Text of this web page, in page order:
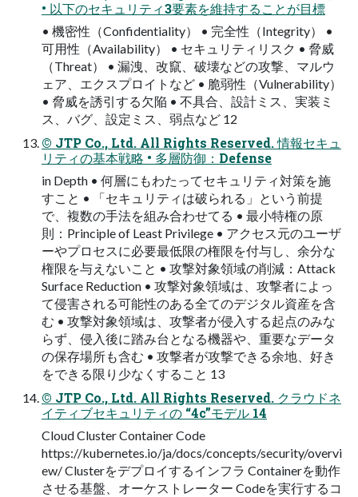
• 以下のセキュリティ3要素を維持することが⽬標
• 機密性（Confidentiality） • 完全性（Integrity） •
可⽤性（Availability） • セキュリティリスク • 脅威
（Threat） • 漏洩、改竄、破壊などの攻撃、マルウ
ェア、エクスプロイトなど • 脆弱性（Vulnerability）
• 脅威を誘引する⽋陥 • 不具合、設計ミス、実装ミ
ス、バグ、設定ミス、弱点など 12
© JTP Co., Ltd. All Rights Reserved. 情報セキュ
リティの基本戦略 • 多層防御：Defense
in Depth • 何層にもわたってセキュリティ対策を施
すこと • 「セキュリティは破られる」という前提
で、複数の⼿法を組み合わせてる • 最⼩特権の原
則：Principle of Least Privilege • アクセス元のユーザ
ーやプロセスに必要最低限の権限を付与し、余分な
権限を与えないこと • 攻撃対象領域の削減：Attack
Surface Reduction • 攻撃対象領域は、攻撃者によっ
て侵害される可能性のある全てのデジタル資産を含
む • 攻撃対象領域は、攻撃者が侵⼊する起点のみな
らず、侵⼊後に踏み台となる機器や、重要なデータ
の保存場所も含む • 攻撃者が攻撃できる余地、好き
をできる限り少なくすること 13
© JTP Co., Ltd. All Rights Reserved. クラウドネ
イティブセキュリティの “4c”モデル 14
Cloud Cluster Container Code
https://kubernetes.io/ja/docs/concepts/security/overvi
ew/ Clusterをデプロイするインフラ Containerを動作
させる基盤、オーケストレーター Codeを実⾏するコ